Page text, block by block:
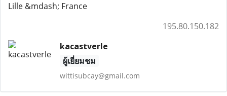
Lille &mdash; France
195.80.150.182
kacastverle
ผู้เยี่ยมชม
wittisubcay@gmail.com